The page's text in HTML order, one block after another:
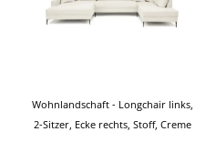
Wohnlandschaft - Longchair links,
2-Sitzer, Ecke rechts, Stoff, Creme